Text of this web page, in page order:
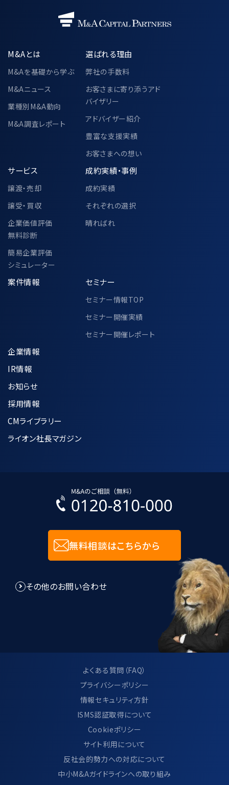
M&Aとは
M&Aを基礎から学ぶ
M&Aニュース
業種別M&A動向
M&A調査レポート
選ばれる理由
弊社の手数料
お客さまに寄り添うアド
バイザリー
アドバイザー紹介
豊富な支援実績
お客さまへの想い
サービス
譲渡・売却
譲受・買収
企業価値評価
無料診断
簡易企業評価
シミュレーター
成約実績・事例
成約実績
それぞれの選択
晴ればれ
案件情報 セミナー
セミナー情報TOP
セミナー開催実績
セミナー開催レポート
企業情報
IR情報
お知らせ
採用情報
CMライブラリー
ライオン社長マガジン
無料相談はこちらから
その他のお問い合わせ
よくある質問（FAQ）
プライバシーポリシー
情報セキュリティ方針
ISMS認証取得について
Cookieポリシー
サイト利用について
反社会的勢力への対応について
中小M&Aガイドラインへの取り組み